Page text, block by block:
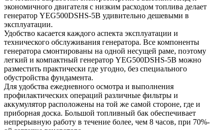
экономичного двигателя с низким расходом топлива делает
генератор YEG500DSHS-5B удивительно дешевыми в
эксплуатации.
Удобство касается каждого аспекта эксплуатации и
технического обслуживания генератора. Все компоненты
генератора смонтированы на одной несущей раме, поэтому
легкий и компактный генератор YEG500DSHS-5B можно
разместить практически где угодно, без специального
обустройства фундамента.
Для удобства ежедневного осмотра и выполнения
профилактических операций различные фильтры и
аккумулятор расположены на той же самой стороне, где и
приборная доска. Большой топливный бак обеспечивает
непрерывную работу в течение более, чем 8 часов, при 70%-